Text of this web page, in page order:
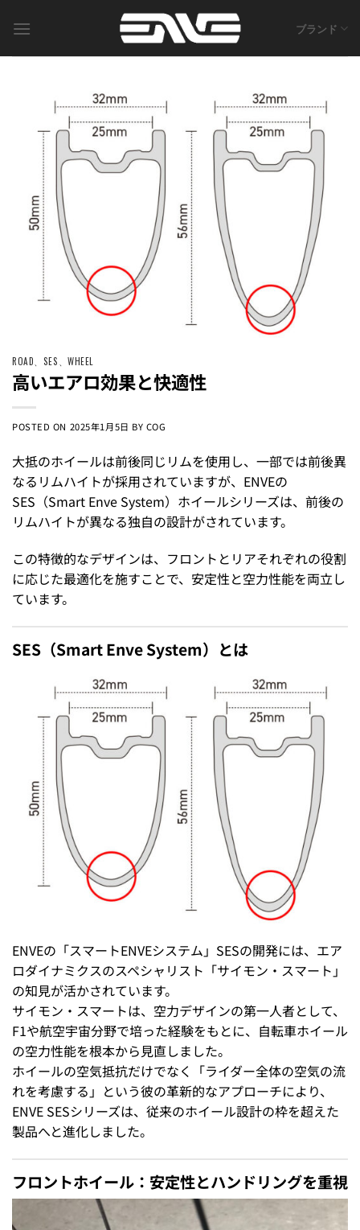
ブランド
ROAD SES 、WHEEL
高いエアロ効果と快適性
POSTED ON 2025年1月5日 BY COG
大抵のホイールは前後同じリムを使用し、一部では前後異
なるリムハイトが採用されていますが、ENVEの
SES（Smart Enve System）ホイールシリーズは、前後の
リムハイトが異なる独自の設計がされています。
この特徴的なデザインは、フロントとリアそれぞれの役割
に応じた最適化を施すことで、安定性と空力性能を両立し
ています。
SES（Smart Enve System）とは
ENVEの「スマートENVEシステム」SESの開発には、エア
ロダイナミクスのスペシャリスト「サイモン・スマート」
の知見が活かされています。
サイモン・スマートは、空力デザインの第一人者として、
F1や航空宇宙分野で培った経験をもとに、自転車ホイール
の空力性能を根本から見直しました。
ホイールの空気抵抗だけでなく「ライダー全体の空気の流
れを考慮する」という彼の革新的なアプローチにより、
ENVE SESシリーズは、従来のホイール設計の枠を超えた
製品へと進化しました。
フロントホイール：安定性とハンドリングを重視